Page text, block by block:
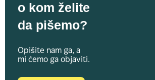
o kom želite
da pišemo?
Opišite nam ga, a
mi ćemo ga objaviti.